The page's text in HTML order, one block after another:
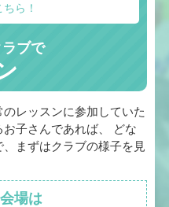
ら！
ブで
レッスンに参加していた
子さんであれば、 どな
まずはクラブの様子を見
場は